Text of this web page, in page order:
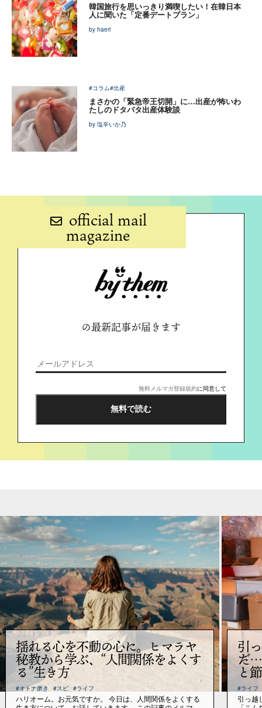
韓国旅行を思いっきり満喫したい！在韓日本
人に聞いた「定番デートプラン」
by haeri
#コラム#出産
まさかの「緊急帝王切開」に…出産が怖いわ
たしのドタバタ出産体験談
by 塩辛いか乃
official mail
magazine
の最新記事が届きます
無料メルマガ登録規約に同意して
揺れる心を不動の心に。ヒマラヤ
秘教から学ぶ、“人間関係をよくす
る”生き方
#オトナ磨き #スピ #ライフ
ハリオーム。お元気ですか。 今日は、人間関係をよくする
引
だ…
と
#ライフ
引っ越